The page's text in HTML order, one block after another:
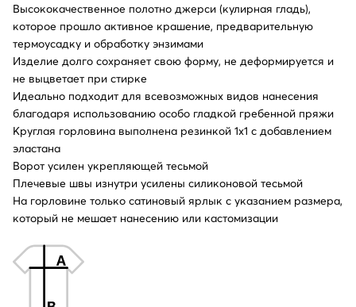
Высококачественное полотно джерси (кулирная гладь),
которое прошло активное крашение, предварительную
термоусадку и обработку энзимами
Изделие долго сохраняет свою форму, не деформируется и
не выцветает при стирке
Идеально подходит для всевозможных видов нанесения
благодаря использованию особо гладкой гребенной пряжи
Круглая горловина выполнена резинкой 1x1 с добавлением
эластана
Ворот усилен укрепляющей тесьмой
Плечевые швы изнутри усилены силиконовой тесьмой
На горловине только сатиновый ярлык с указанием размера,
который не мешает нанесению или кастомизации